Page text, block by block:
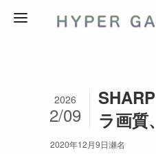
ラ画質
2026
2/09
2020年12月9日瀬名